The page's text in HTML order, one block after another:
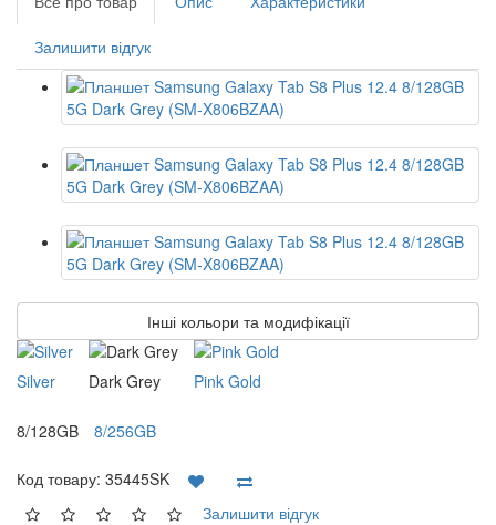
Залишити відгук
Інші кольори та модифікації
Silver Dark Grey Pink Gold
8/128GB 8/256GB
Код товару: 35445SK
Залишити відгук